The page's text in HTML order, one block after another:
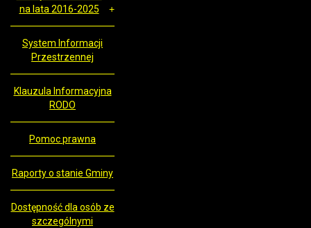
na lata 2016-2025
System Informacji
Przestrzennej
Klauzula Informacyjna
RODO
Pomoc prawna
Raporty o stanie Gminy
Dostępność dla osób ze
szczególnymi